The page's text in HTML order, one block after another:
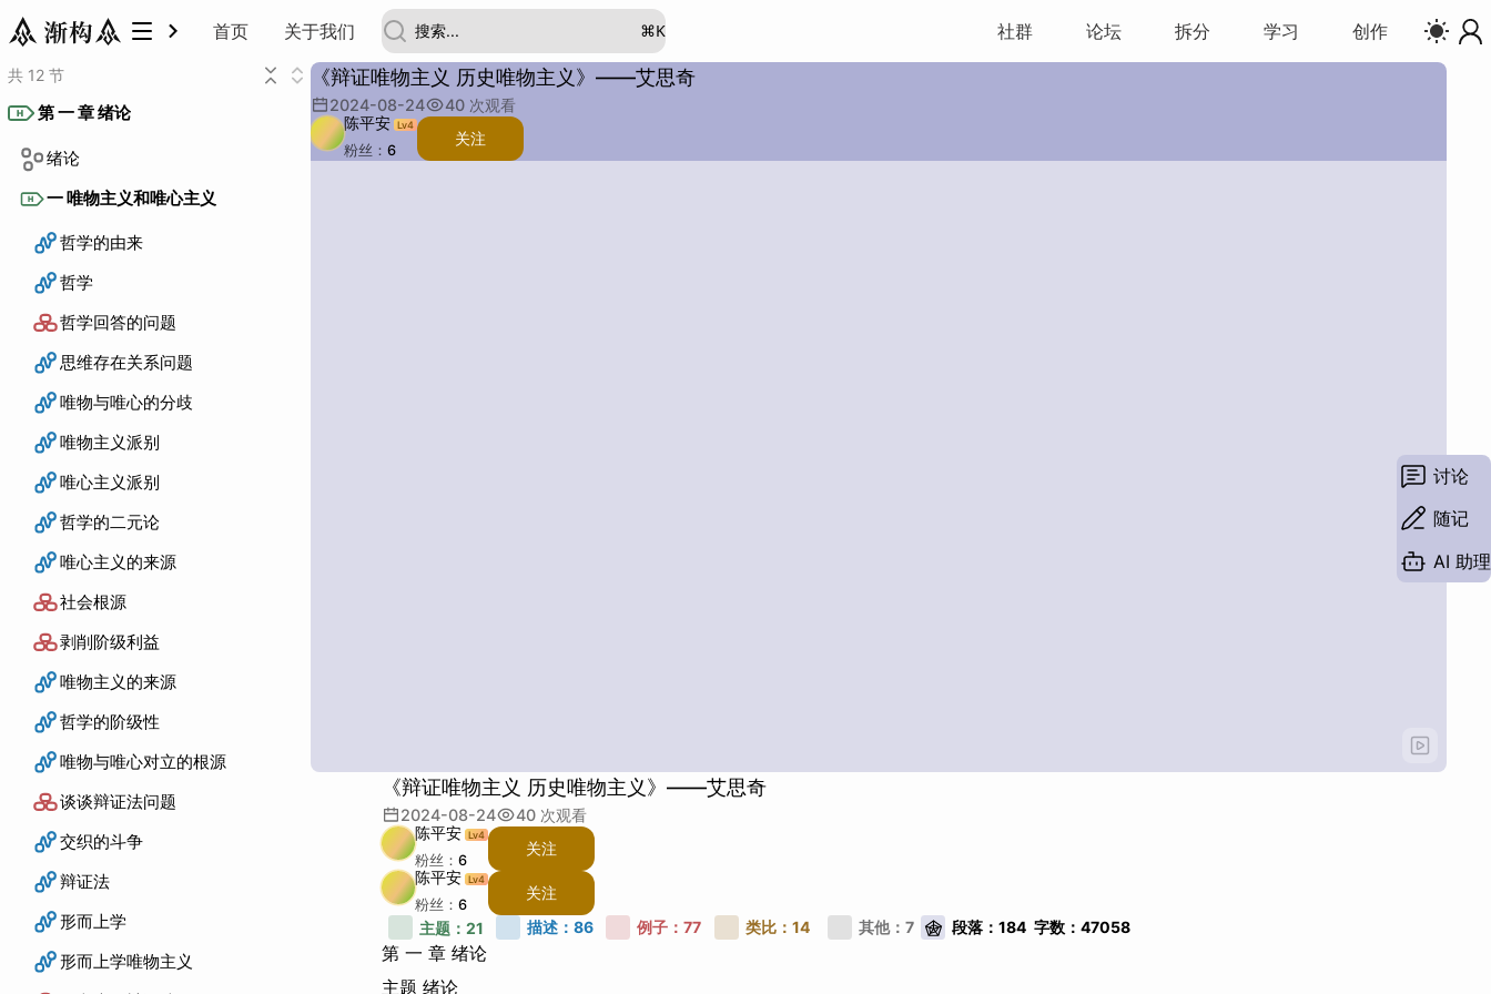
首页 关于我们 ⌘K 社群 论坛 拆分 学习 创作
共 12 节
H 第 一 章 绪论
绪论
H 一 唯物主义和唯心主义
哲学的由来
哲学
哲学回答的问题
思维存在关系问题
唯物与唯心的分歧
唯物主义派别
唯心主义派别
哲学的二元论
唯心主义的来源
社会根源
剥削阶级利益
唯物主义的来源
哲学的阶级性
唯物与唯心对立的根源
谈谈辩证法问题
交织的斗争
辩证法
形而上学
形而上学唯物主义
《辩证唯物主义 历史唯物主义》——艾思奇
2024-08-24 40次观看
陈平安 Lv4
粉丝： 6
关注
《辩证唯物主义 历史唯物主义》——艾思奇
2024-08-24 40次观看
陈平安 Lv4
粉丝： 6
关注
陈平安 Lv4
粉丝： 6
关注
主题： 21 描述： 86 例子： 77 类比： 14 其他： 7 段落： 184 字数： 47058
第 一 章 绪论
主题 绪论
讨论
随记
AI 助理